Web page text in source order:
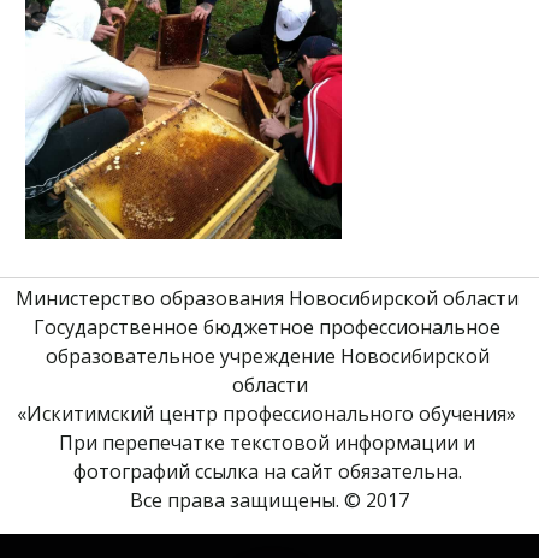
Министерство образования Новосибирской области
Государственное бюджетное профессиональное
образовательное учреждение Новосибирской
области
«Искитимский центр профессионального обучения»
При перепечатке текстовой информации и
фотографий ссылка на сайт обязательна.
Все права защищены. © 2017